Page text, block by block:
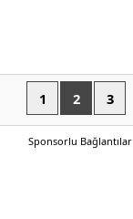
1 2 3
Sponsorlu Bağlantılar